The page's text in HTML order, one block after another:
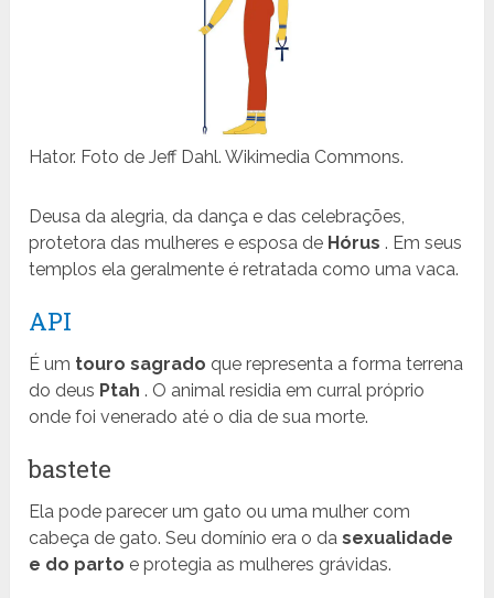
Hator. Foto de Jeff Dahl. Wikimedia Commons.
Deusa da alegria, da dança e das celebrações,
protetora das mulheres e esposa de Hórus . Em seus
templos ela geralmente é retratada como uma vaca.
API
É um touro sagrado que representa a forma terrena
do deus Ptah . O animal residia em curral próprio
onde foi venerado até o dia de sua morte.
bastete
Ela pode parecer um gato ou uma mulher com
cabeça de gato. Seu domínio era o dasexualidade
e do parto e protegia as mulheres grávidas.